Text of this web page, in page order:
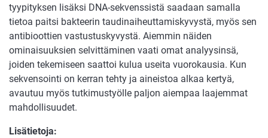
tyypityksen lisäksi DNA-sekvenssistä saadaan samalla
tietoa paitsi bakteerin taudinaiheuttamiskyvystä, myös sen
antibioottien vastustuskyvystä. Aiemmin näiden
ominaisuuksien selvittäminen vaati omat analyysinsä,
joiden tekemiseen saattoi kulua useita vuorokausia. Kun
sekvensointi on kerran tehty ja aineistoa alkaa kertyä,
avautuu myös tutkimustyölle paljon aiempaa laajemmat
mahdollisuudet.
Lisätietoja: